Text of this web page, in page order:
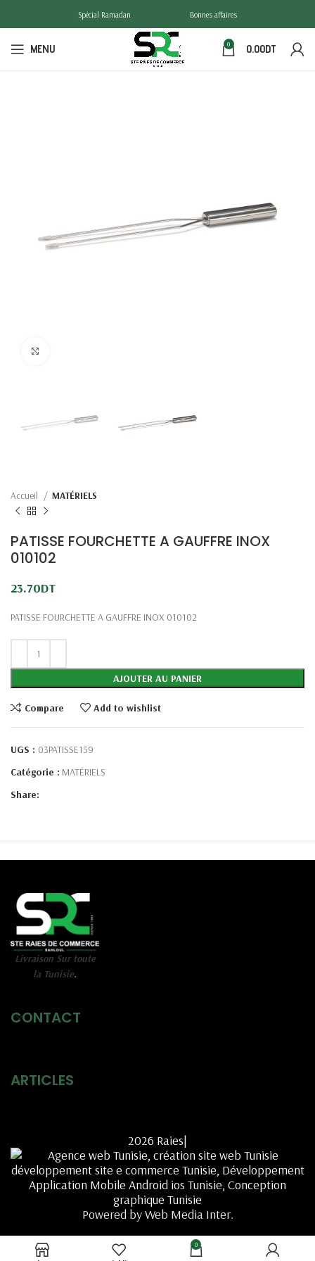
Spécial Ramadan Bonnes affaires
MENU 0 0.00DT
Accueil MATÉRIELS
PATISSE FOURCHETTE A GAUFFRE INOX
010102
23.70DT
PATISSE FOURCHETTE A GAUFFRE INOX 010102
AJOUTER AU PANIER
Compare Add to wishlist
UGS : 03PATISSE159
Catégorie : MATÉRIELS
Share:
Livraison Sur toute
la Tunisie.
CONTACT
ARTICLES
2026 Raies|
Powered by Web Media Inter.
0